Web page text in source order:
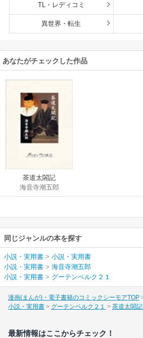
TL・レディコミ
異世界・転生
あなたがチェックした作品
茶道太閤記
海音寺潮五郎
同じジャンルの本を探す
小説・実用書 > 小説・実用書
小説・実用書 > 海音寺潮五郎
小説・実用書 > グーテンベルク２１
漫画(まんが)・電子書籍のコミックシーモアTOP
小説・実用書
グーテンベルク２１ 茶道太閤記
最新情報はここからチェック！